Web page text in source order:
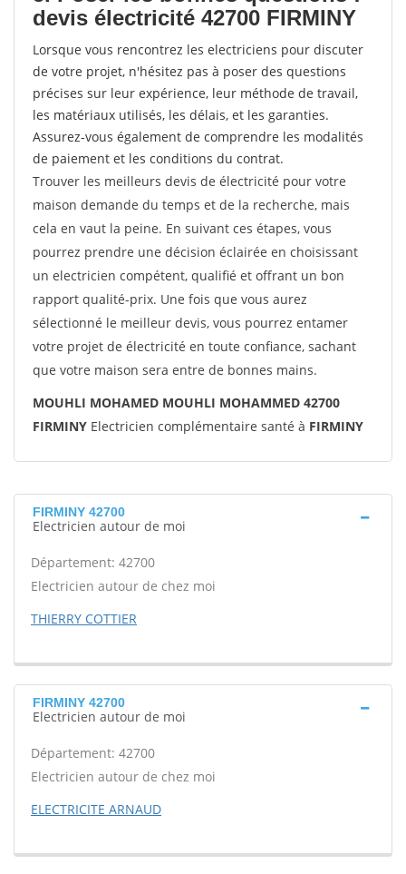
devis électricité 42700 FIRMINY
Lorsque vous rencontrez les electriciens pour discuter
de votre projet, n'hésitez pas à poser des questions
précises sur leur expérience, leur méthode de travail,
les matériaux utilisés, les délais, et les garanties.
Assurez-vous également de comprendre les modalités
de paiement et les conditions du contrat.
Trouver les meilleurs devis de électricité pour votre
maison demande du temps et de la recherche, mais
cela en vaut la peine. En suivant ces étapes, vous
pourrez prendre une décision éclairée en choisissant
un electricien compétent, qualifié et offrant un bon
rapport qualité-prix. Une fois que vous aurez
sélectionné le meilleur devis, vous pourrez entamer
votre projet de électricité en toute confiance, sachant
que votre maison sera entre de bonnes mains.
MOUHLI MOHAMED MOUHLI MOHAMMED 42700
FIRMINY Electricien complémentaire santé à FIRMINY
FIRMINY 42700
Electricien autour de moi
Département: 42700
Electricien autour de chez moi
THIERRY COTTIER
FIRMINY 42700
Electricien autour de moi
Département: 42700
Electricien autour de chez moi
ELECTRICITE ARNAUD